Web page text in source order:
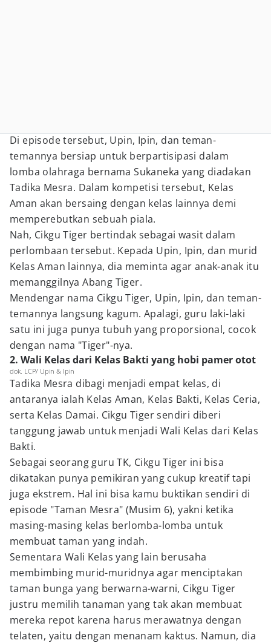
Di episode tersebut, Upin, Ipin, dan teman-
temannya bersiap untuk berpartisipasi dalam
lomba olahraga bernama Sukaneka yang diadakan
Tadika Mesra. Dalam kompetisi tersebut, Kelas
Aman akan bersaing dengan kelas lainnya demi
memperebutkan sebuah piala.
Nah, Cikgu Tiger bertindak sebagai wasit dalam
perlombaan tersebut. Kepada Upin, Ipin, dan murid
Kelas Aman lainnya, dia meminta agar anak-anak itu
memanggilnya Abang Tiger.
Mendengar nama Cikgu Tiger, Upin, Ipin, dan teman-
temannya langsung kagum. Apalagi, guru laki-laki
satu ini juga punya tubuh yang proporsional, cocok
dengan nama "Tiger"-nya.
2. Wali Kelas dari Kelas Bakti yang hobi pamer otot
dok. LCP/ Upin & Ipin
Tadika Mesra dibagi menjadi empat kelas, di
antaranya ialah Kelas Aman, Kelas Bakti, Kelas Ceria,
serta Kelas Damai. Cikgu Tiger sendiri diberi
tanggung jawab untuk menjadi Wali Kelas dari Kelas
Bakti.
Sebagai seorang guru TK, Cikgu Tiger ini bisa
dikatakan punya pemikiran yang cukup kreatif tapi
juga ekstrem. Hal ini bisa kamu buktikan sendiri di
episode "Taman Mesra" (Musim 6), yakni ketika
masing-masing kelas berlomba-lomba untuk
membuat taman yang indah.
Sementara Wali Kelas yang lain berusaha
membimbing murid-muridnya agar menciptakan
taman bunga yang berwarna-warni, Cikgu Tiger
justru memilih tanaman yang tak akan membuat
mereka repot karena harus merawatnya dengan
telaten, yaitu dengan menanam kaktus. Namun, dia